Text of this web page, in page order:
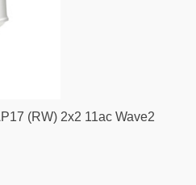
(RW) 2x2 11ac Wave2